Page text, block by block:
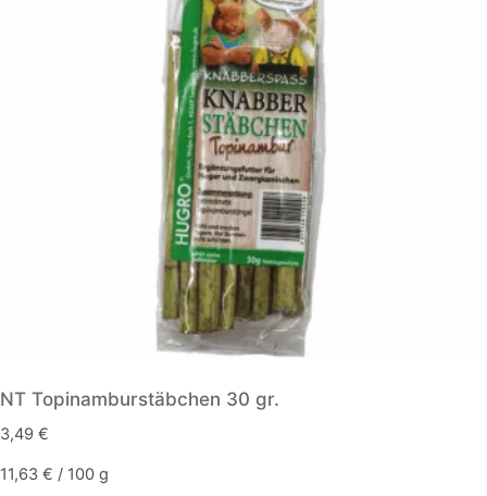
NT Topinamburstäbchen 30 gr.
3,49 €
11,63 € / 100 g